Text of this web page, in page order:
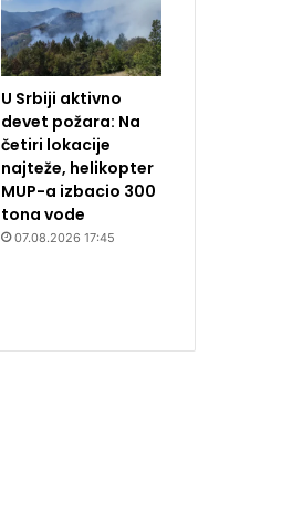
U Srbiji aktivno
devet požara: Na
četiri lokacije
najteže, helikopter
MUP-a izbacio 300
tona vode
07.08.2026 17:45